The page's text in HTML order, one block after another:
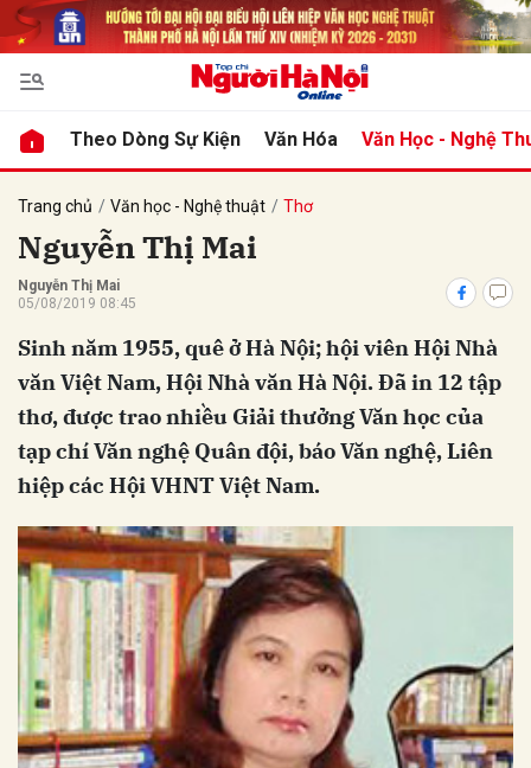
Theo Dòng Sự Kiện Văn Hóa Văn Học - Nghệ
Trang chủ Văn học - Nghệ thuật Thơ
Nguyễn Thị Mai
Nguyễn Thị Mai
05/08/2019 08:45
Sinh năm 1955, quê ở Hà Nội; hội viên Hội Nhà
văn Việt Nam, Hội Nhà văn Hà Nội. Đã in 12 tập
thơ, được trao nhiều Giải thưởng Văn học của
tạp chí Văn nghệ Quân đội, báo Văn nghệ, Liên
hiệp các Hội VHNT Việt Nam.
luận
Hủy